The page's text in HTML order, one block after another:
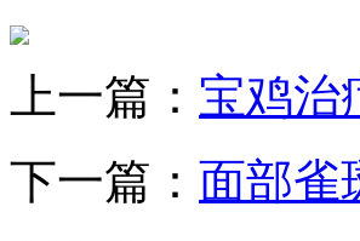
上一篇： 宝鸡治
下一篇： 面部雀